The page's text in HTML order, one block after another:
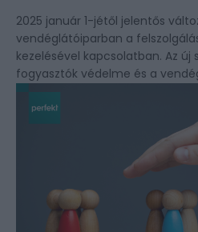
2025 január 1-jétől jelentős
vendéglátóiparban a
kezelésével kapcsolatban. Az új
fogyasztók védelme és a
rendelet értelmében a…